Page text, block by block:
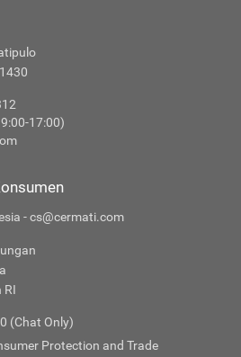
17:00)
- cs@cermati.com
RI
(Chat Only)
Protection and Trade